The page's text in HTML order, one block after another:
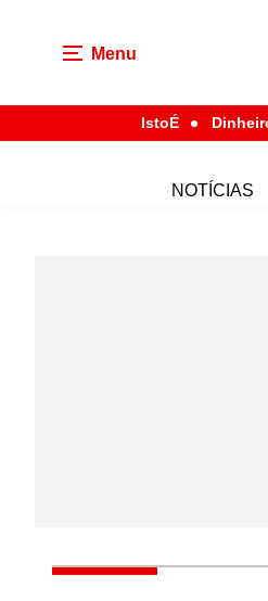
Menu
IstoÉ
NOTÍCIAS